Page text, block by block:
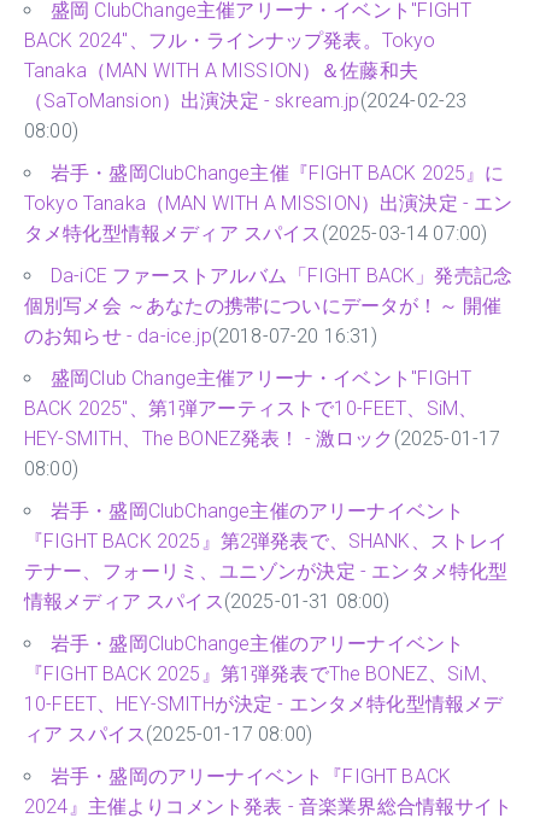
盛岡 ClubChange主催アリーナ・イベント"FIGHT
BACK 2024"、フル・ラインナップ発表。Tokyo
Tanaka（MAN WITH A MISSION）＆佐藤和夫
（SaToMansion）出演決定 - skream.jp(2024-02-23
08:00)
岩手・盛岡ClubChange主催『FIGHT BACK 2025』に
Tokyo Tanaka（MAN WITH A MISSION）出演決定 - エン
タメ特化型情報メディア スパイス (2025-03-14 07:00)
Da-iCE ファーストアルバム「FIGHT BACK」発売記念
個別写メ会 ～あなたの携帯についにデータが！～ 開催
のお知らせ - da-ice.jp(2018-07-20 16:31)
盛岡Club Change主催アリーナ・イベント"FIGHT
BACK 2025"、第1弾アーティストで10-FEET、SiM、
HEY-SMITH、The BONEZ発表！ - 激ロック (2025-01-17
08:00)
岩手・盛岡ClubChange主催のアリーナイベント
『FIGHT BACK 2025』第2弾発表で、SHANK、ストレイ
テナー、フォーリミ、ユニゾンが決定 - エンタメ特化型
情報メディア スパイス(2025-01-31 08:00)
岩手・盛岡ClubChange主催のアリーナイベント
『FIGHT BACK 2025』第1弾発表でThe BONEZ、SiM、
10-FEET、HEY-SMITHが決定 - エンタメ特化型情報メデ
ィア スパイス(2025-01-17 08:00)
岩手・盛岡のアリーナイベント『FIGHT BACK
2024』主催よりコメント発表 - 音楽業界総合情報サイト